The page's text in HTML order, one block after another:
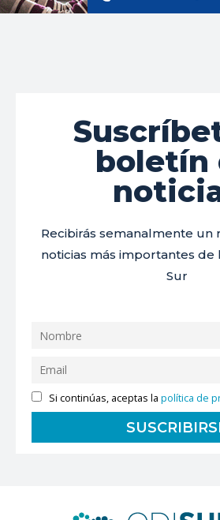
boletín
Recibirás semanalmente un
noticias más importantes de
Sur
Si continúas, aceptas lapolítica de